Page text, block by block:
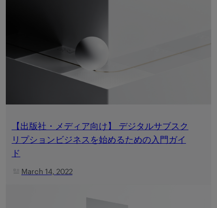
【出版社・メディア向け】 デジタルサブスク
リプションビジネスを始めるための入門ガイ
ド
March 14, 2022